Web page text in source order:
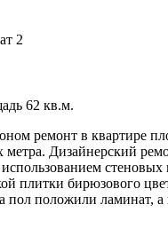
2
62 кв.м.
ремонт в квартире
метра. Дизайнерский
использованием стеновых
плитки бирюзового
пол положили ламинат, а